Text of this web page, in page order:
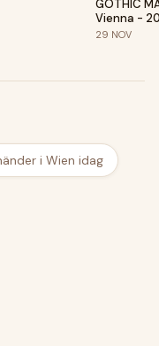
GOTHIC
Vienna -
29 NOV
i Wien idag